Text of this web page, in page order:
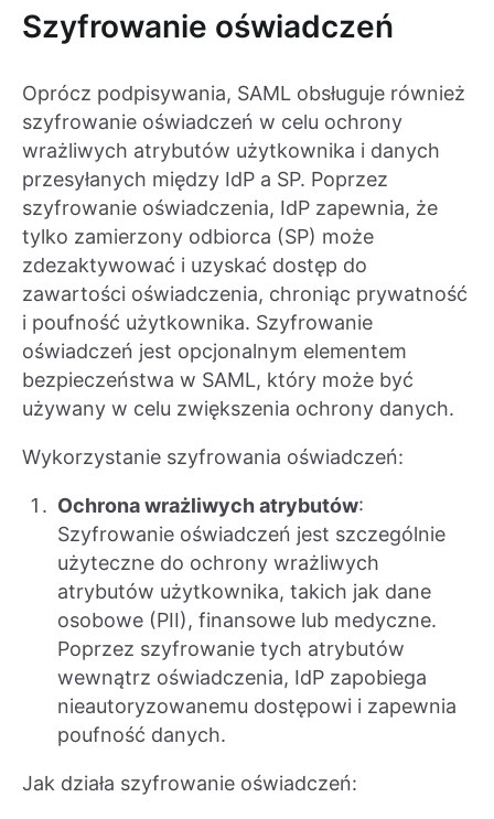
Szyfrowanie oświadczeń
Oprócz podpisywania, SAML obsługuje również
szyfrowanie oświadczeń w celu ochrony
wrażliwych atrybutów użytkownika i danych
przesyłanych między IdP a SP. Poprzez
szyfrowanie oświadczenia, IdP zapewnia, że
tylko zamierzony odbiorca (SP) może
zdezaktywować i uzyskać dostęp do
zawartości oświadczenia, chroniąc prywatność
i poufność użytkownika. Szyfrowanie
oświadczeń jest opcjonalnym elementem
bezpieczeństwa w SAML, który może być
używany w celu zwiększenia ochrony danych.
Wykorzystanie szyfrowania oświadczeń:
Ochrona wrażliwych atrybutów:
Szyfrowanie oświadczeń jest szczególnie
użyteczne do ochrony wrażliwych
atrybutów użytkownika, takich jak dane
osobowe (PII), finansowe lub medyczne.
Poprzez szyfrowanie tych atrybutów
wewnątrz oświadczenia, IdP zapobiega
nieautoryzowanemu dostępowi i zapewnia
poufność danych.
Jak działa szyfrowanie oświadczeń: